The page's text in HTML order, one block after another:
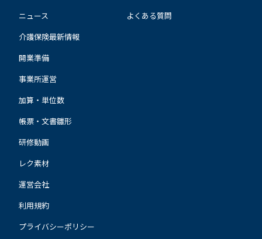
ニュース
介護保険最新情報
開業準備
事業所運営
加算・単位数
帳票・文書雛形
研修動画
レク素材
よくある質問
運営会社
利用規約
プライバシーポリシー